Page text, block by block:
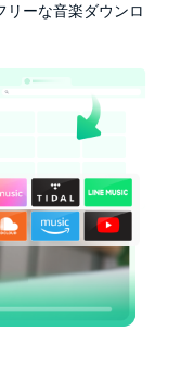
リーな音楽ダウンロ